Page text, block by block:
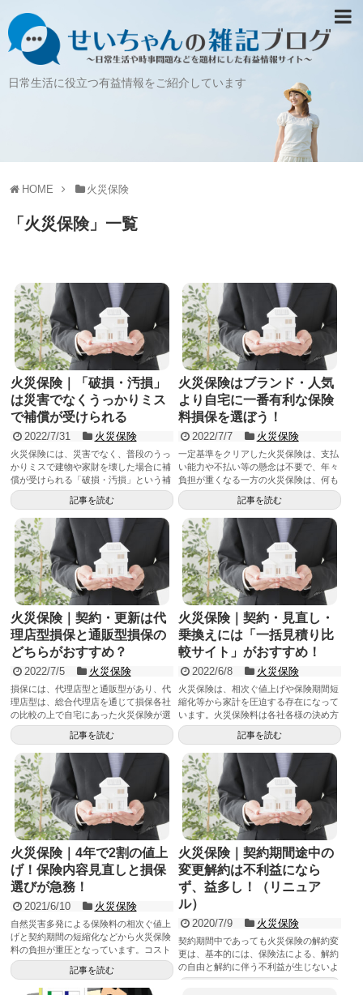
日常生活に役立つ有益情報をご紹介しています
HOME 火災保険
「 火災保険」 一覧
火災保険｜「破損・汚損」
は災害でなくうっかりミス
で補償が受けられる
2022/7/31 火災保険
火災保険には、災害でなく、普段のうっ
かりミスで建物や家財を壊した場合に補
償が受けられる「破損・汚損」という補
償があります。お子さんがいたり、高価
な家財等が多い場合は、安心に繋がる
為、実際に利用者が多く、損保は、免責
金額の引き上げを予定しています。
記事を読む
火災保険はブランド・人気
より自宅に一番有利な保険
料損保を選ぼう！
2022/7/7 火災保険
一定基準をクリアした火災保険は、支払
い能力や不払い等の懸念は不要で、年々
負担が重くなる一方の火災保険は、何も
なければ掛け捨てとなるだけに、ブラン
ドや人気に拘らず、各社比較を通じて、
自宅に最も有利な条件の損保を選ぶこと
が重要です。
記事を読む
火災保険｜契約・更新は代
理店型損保と通販型損保の
どちらがおすすめ？
2022/7/5 火災保険
損保には、代理店型と通販型があり、代
理店型は、総合代理店を通じて損保各社
の比較の上で自宅にあった火災保険が選
べる長所があり、通販型は、一般的に保
険料が安く、時間の制約なしに進められ
る長所がある。どちらを選ぶかは、メリ
ット比較で選べば良い！
記事を読む
火災保険｜契約・見直し・
乗換えには「一括見積り比
較サイト」がおすすめ！
2022/6/8 火災保険
火災保険は、相次ぐ値上げや保険期間短
縮化等から家計を圧迫する存在になって
います。火災保険料は各社各様の決め方
であるため自分にあった火災保険選びは
各社比較の上で決める必要があります。
このため「火災保険一括見積りサイト」
の活用が便利となります。
記事を読む
火災保険｜4年で2割の値上
げ！保険内容見直しと損保
選びが急務！
2021/6/10 火災保険
自然災害多発による保険料の相次ぐ値上
げと契約期間の短縮化などから火災保険
料の負担が重圧となっています。コスト
パーフォーマンスを高め負担軽減を図る
には、自分にあった火災保険内容の適正
化や損保会社選択が重要となっていま
記事を読む
火災保険｜契約期間途中の
変更解約は不利益になら
ず、益多し！（リニュア
ル）
2020/7/9 火災保険
契約期間中であっても火災保険の解約変
更は、基本的には、保険法による、解約
の自由と解約に伴う不利益が生じないよ
う未経過分の保険料部分は返還されま